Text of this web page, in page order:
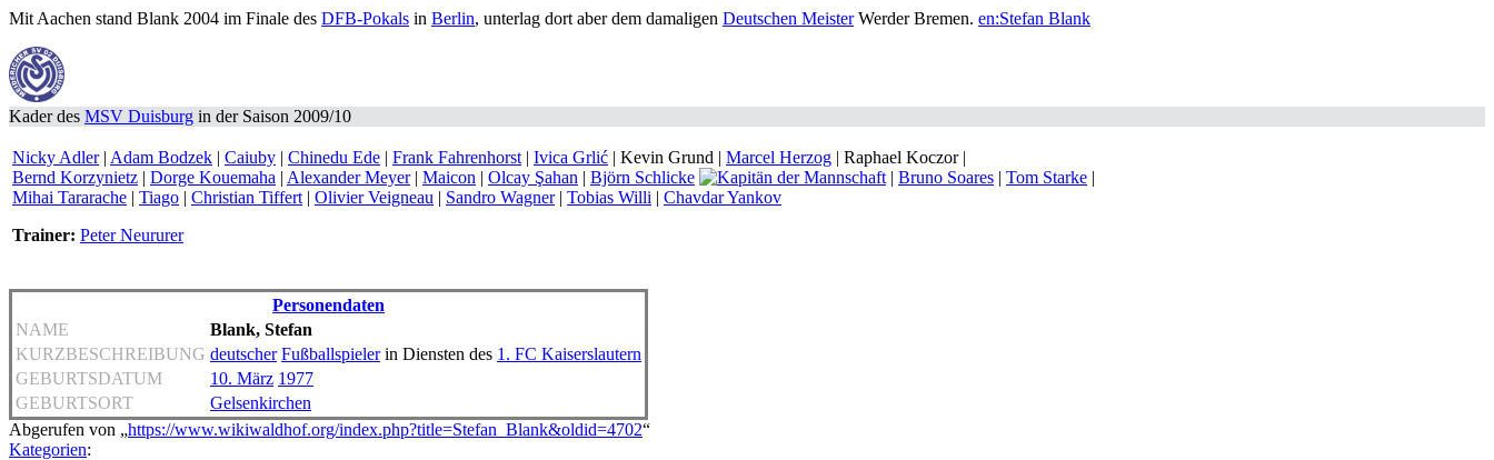
Mit Aachen stand Blank 2004 im Finale des DFB-Pokals in Berlin, unterlag dort aber dem damaligen Deutschen MeisterWerder Bremen. en:Stefan Blank
Kader des MSV Duisburg in der Saison 2009/10
Nicky Adler| Adam Bodzek | Caiuby | Chinedu Ede | Frank Fahrenhorst | Ivica Grlić | Kevin Grund | Marcel Herzog | Raphael Koczor |
Bernd Korzynietz | Dorge Kouemaha | Alexander Meyer| Maicon | Olcay Şahan | Björn Schlicke | Bruno Soares | Tom Starke |
Mihai Tararache | Tiago | Christian Tiffert | Olivier Veigneau | Sandro Wagner| Tobias Willi | Chavdar Yankov
Trainer: Peter Neururer
Personendaten
NAME
Blank, Stefan
KURZBESCHREIBUNG deutscher Fußballspielerin Diensten des 1. FC Kaiserslautern
GEBURTSDATUM
10. März 1977
GEBURTSORT
Gelsenkirchen
Abgerufen von „https://www.wikiwaldhof.org/index.php?title=Stefan_Blank&oldid=4702“
Kategorien: